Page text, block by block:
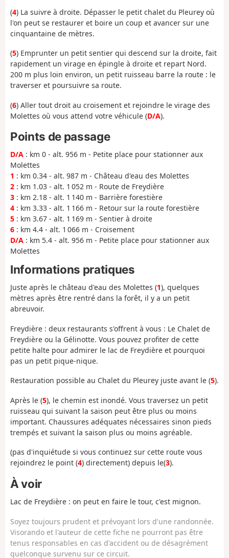
(4) La suivre à droite. Dépasser le petit chalet du Pleurey où
l'on peut se restaurer et boire un coup et avancer sur une
cinquantaine de mètres.
(5) Emprunter un petit sentier qui descend sur la droite, fait
rapidement un virage en épingle à droite et repart Nord.
200 m plus loin environ, un petit ruisseau barre la route : le
traverser et poursuivre sa route.
(6) Aller tout droit au croisement et rejoindre le virage des
Molettes où vous attend votre véhicule (D/A).
Points de passage
D/A : km 0 - alt. 956 m - Petite place pour stationner aux
Molettes
1 : km 0.34 - alt. 987 m - Château d'eau des Molettes
2 : km 1.03 - alt. 1 052 m - Route de Freydière
3 : km 2.18 - alt. 1 140 m - Barrière forestière
4 : km 3.33 - alt. 1 166 m - Retour sur la route forestière
5 : km 3.67 - alt. 1 169 m - Sentier à droite
6 : km 4.4 - alt. 1 066 m - Croisement
D/A : km 5.4 - alt. 956 m - Petite place pour stationner aux
Molettes
Informations pratiques
Juste après le château d'eau des Molettes (1), quelques
mètres après être rentré dans la forêt, il y a un petit
abreuvoir.
Freydière : deux restaurants s'offrent à vous : Le Chalet de
Freydière ou la Gélinotte. Vous pouvez profiter de cette
petite halte pour admirer le lac de Freydière et pourquoi
pas un petit pique-nique.
Restauration possible au Chalet du Pleurey juste avant le (5).
Après le (5), le chemin est inondé. Vous traversez un petit
ruisseau qui suivant la saison peut être plus ou moins
important. Chaussures adéquates nécessaires sinon pieds
trempés et suivant la saison plus ou moins agréable.
(pas d'inquiétude si vous continuez sur cette route vous
rejoindrez le point (4) directement) depuis le(3).
À voir
Lac de Freydière : on peut en faire le tour, c'est mignon.
Soyez toujours prudent et prévoyant lors d'une randonnée.
Visorando et l'auteur de cette fiche ne pourront pas être
tenus responsables en cas d'accident ou de désagrément
quelconque survenu sur ce circuit.